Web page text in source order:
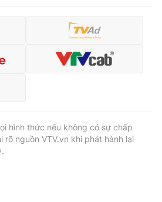
hình thức nếu không có sự chấp
rõ nguồn VTV.vn khi phát hành lại